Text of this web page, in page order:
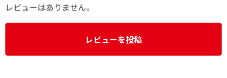
レビューはありません。
レビューを投稿